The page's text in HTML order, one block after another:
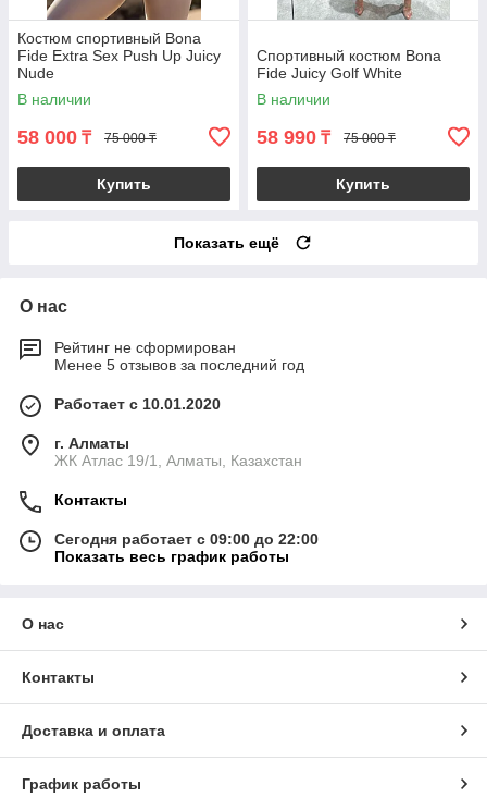
Костюм спортивный Bona
Fide Extra Sex Push Up Juicy
Nude
В наличии
58 000 ₸ 75 000 ₸
Купить
Спортивный костюм Bona
Fide Juicy Golf White
В наличии
58 990 ₸ 75 000 ₸
Купить
Показать ещё
О нас
Рейтинг не сформирован
Менее 5 отзывов за последний год
Работает с 10.01.2020
г. Алматы
ЖК Атлас 19/1, Алматы, Казахстан
Контакты
Сегодня работает с 09:00 до 22:00
Показать весь график работы
О нас
Контакты
Доставка и оплата
График работы